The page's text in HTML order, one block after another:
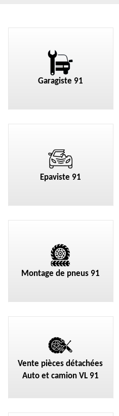
Garagiste 91
Epaviste 91
Montage de pneus 91
Vente pièces détachées
Auto et camion VL 91